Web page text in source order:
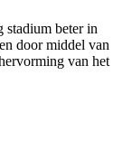
stadium beter in
door middel van
van het